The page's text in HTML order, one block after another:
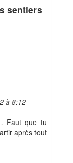
sentiers
à 8:12
Faut que tu
après tout